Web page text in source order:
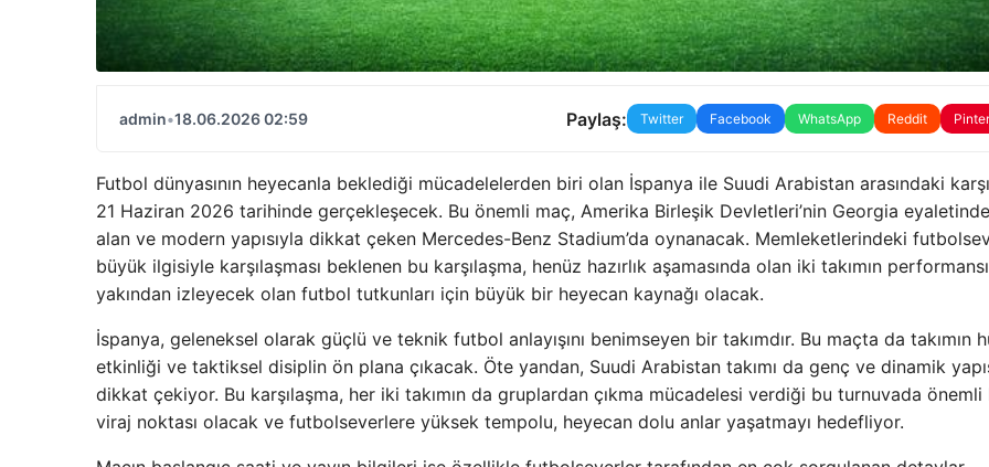
admin•18.06.2026 02:59 Paylaş: Twitter Facebook WhatsApp Reddit
Futbol dünyasının heyecanla beklediği mücadelelerden biri olan İspanya ile Suudi Arabistan arasındaki
21 Haziran 2026 tarihinde gerçekleşecek. Bu önemli maç, Amerika Birleşik Devletleri’nin Georgia
alan ve modern yapısıyla dikkat çeken Mercedes-Benz Stadium’da oynanacak. Memleketlerindeki
büyük ilgisiyle karşılaşması beklenen bu karşılaşma, henüz hazırlık aşamasında olan iki takımın
yakından izleyecek olan futbol tutkunları için büyük bir heyecan kaynağı olacak.
İspanya, geleneksel olarak güçlü ve teknik futbol anlayışını benimseyen bir takımdır. Bu maçta da takımın
etkinliği ve taktiksel disiplin ön plana çıkacak. Öte yandan, Suudi Arabistan takımı da genç ve dinamik
dikkat çekiyor. Bu karşılaşma, her iki takımın da gruplardan çıkma mücadelesi verdiği bu turnuvada önemli
viraj noktası olacak ve futbolseverlere yüksek tempolu, heyecan dolu anlar yaşatmayı hedefliyor.